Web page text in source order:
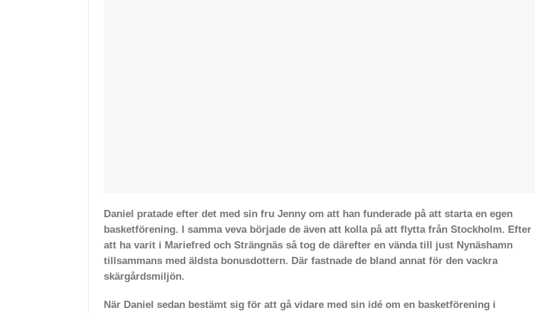
Daniel pratade efter det med sin fru Jenny om att han funderade på att starta en egen
basketförening. I samma veva började de även att kolla på att flytta från Stockholm. Efter
att ha varit i Mariefred och Strängnäs så tog de därefter en vända till just Nynäshamn
tillsammans med äldsta bonusdottern. Där fastnade de bland annat för denvackra
skärgårdsmiljön.
När Daniel sedan bestämt sig för att gå vidare med sin idé om en basketförening i